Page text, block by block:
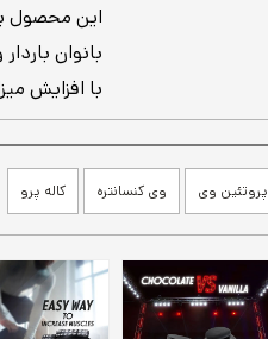
این محصول
بانوان
با افزایش
پروتئین وی وی کنسانتره کاله پرو